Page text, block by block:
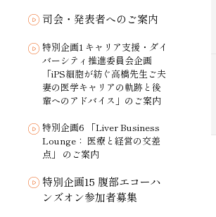
司会・発表者へのご案内
特別企画1 キャリア支援・ダイ
バーシティ推進委員会企画
「iPS細胞が紡ぐ高橋先生ご夫
妻の医学キャリアの軌跡と後
輩へのアドバイス」のご案内
特別企画6 「Liver Business
Lounge： 医療と経営の交差
点」 のご案内
特別企画15 腹部エコーハ
ンズオン参加者募集